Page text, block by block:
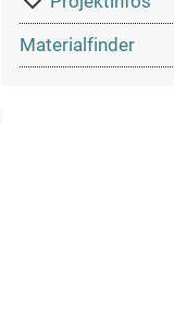
Materialfinder